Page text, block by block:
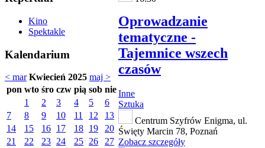
Kino
Spektakle
Kalendarium
< mar Kwiecień 2025 maj >
pon wto śro czw pią sob nie
1
2 3 4 5
6
7
8 9 10 11 12
13
14
15 16 17 18 19
20
21
22 23 24 25 26
27
Oprowadzanie
tematyczne -
Tajemnice wszech
czasów
Inne
Sztuka
Centrum Szyfrów Enigma, ul.
Święty Marcin 78, Poznań
Zobacz szczegóły